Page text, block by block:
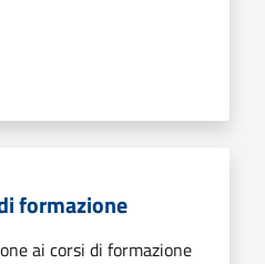
formazione
ai corsi di formazione